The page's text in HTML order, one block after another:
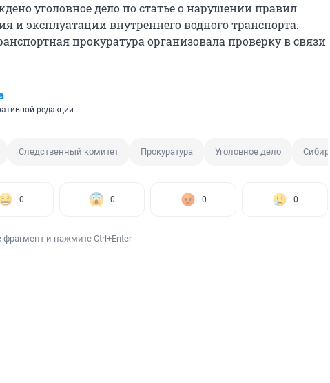
уголовное дело по статье о нарушении правил
и эксплуатации внутреннего водного транспорта.
прокуратура организовала проверку в связи
редакции
Следственный комитет Прокуратура Уголовное дело Сибирь
0 0 0 0
и нажмите Ctrl+Enter